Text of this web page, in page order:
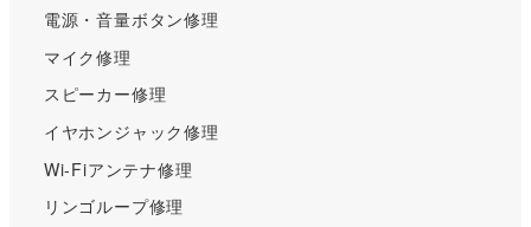
電源・音量ボタン修理
マイク修理
スピーカー修理
イヤホンジャック修理
Wi-Fiアンテナ修理
リンゴループ修理